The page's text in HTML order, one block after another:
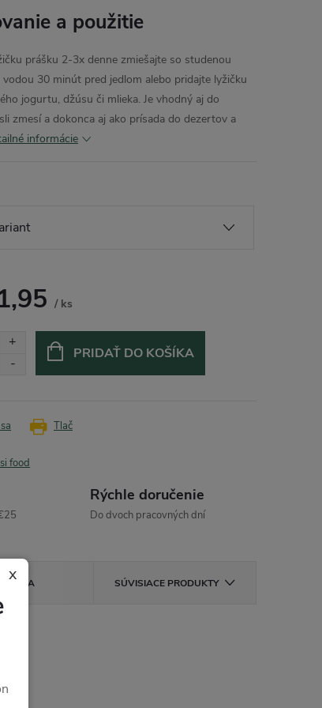
a použitie
prášku 2-3x denne zmiešajte so studenou
vodou 30 minút pred jedlom alebo pridajte lyžičku
jogurtu, džúsu či mlieka. Je vhodný aj do
zmesí a dokonca aj ako prísada do dezertov a
informácie
/ ks
PRIDAŤ DO KOŠÍKA
Tlač
food
Rýchle doručenie
Do dvoch pracovných dní
SÚVISIACE PRODUKTY
x